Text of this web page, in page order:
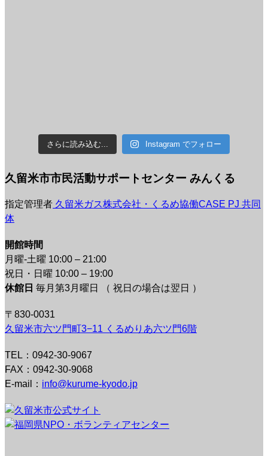
さらに読み込む... Instagram でフォロー
久留米市市民活動サポートセンター みんくる
指定管理者 久留米ガス株式会社・くるめ協働CASE PJ 共同
体
開館時間
月曜-土曜 10:00 – 21:00
祝日・日曜 10:00 – 19:00
休館日 毎月第3月曜日 （ 祝日の場合は翌日 ）
〒830-0031
久留米市六ツ門町3−11 くるめりあ六ツ門6階
TEL：0942-30-9067
FAX：0942-30-9068
E-mail： info@kurume-kyodo.jp